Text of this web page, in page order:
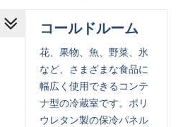
コールドルーム
花、果物、魚、野菜、氷
など、さまざまな食品に
幅広く使用できるコンテ
ナ型の冷蔵室です。ポリ
ウレタン製の保冷パネル